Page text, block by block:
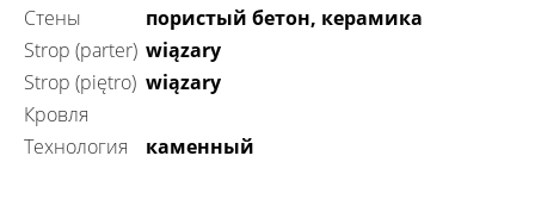
Стены
пористый бетон, керамика
Strop (parter) wiązary
Strop (piętro) wiązary
Кровля
технология
каменный